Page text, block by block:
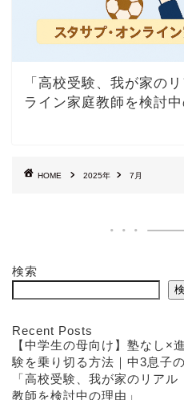
「高校受験、我が家の
ライン家庭教師を検討中
HOME 2025年 7月
検索
Recent Posts
【中学生の母向け】塾なし×
験を乗り切る方法｜中3息子
「高校受験、我が家のリア
教師を検討中の理由」